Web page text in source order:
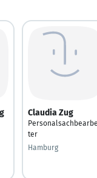
Claudia Zug
ter
Hamburg